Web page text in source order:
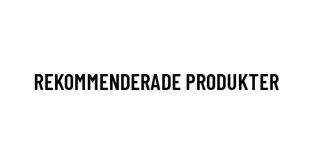
REKOMMENDERADE PRODUKTER